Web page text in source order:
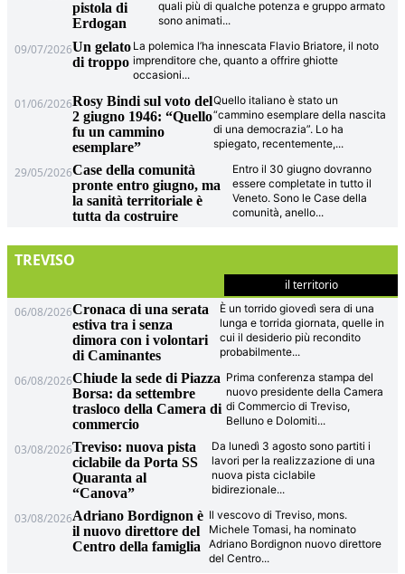
pistola di
Erdogan
quali più di qualche potenza e gruppo armato
sono animati...
09/07/2026Un gelato
di troppo
La polemica l’ha innescata Flavio Briatore, il noto
imprenditore che, quanto a offrire ghiotte
occasioni...
01/06/2026Rosy Bindi sul voto del
2 giugno 1946: “Quello
fu un cammino
esemplare”
Quello italiano è stato un
“cammino esemplare della nascita
di una democrazia”. Lo ha
spiegato, recentemente,...
29/05/2026Case della comunità
pronte entro giugno, ma
la sanità territoriale è
tutta da costruire
Entro il 30 giugno dovranno
essere completate in tutto il
Veneto. Sono le Case della
comunità, anello...
TREVISO
il territorio
06/08/2026Cronaca di una serata
estiva tra i senza
dimora con i volontari
di Caminantes
È un torrido giovedì sera di una
lunga e torrida giornata, quelle in
cui il desiderio più recondito
probabilmente...
06/08/2026Chiude la sede di Piazza
Borsa: da settembre
trasloco della Camera di
commercio
Prima conferenza stampa del
nuovo presidente della Camera
di Commercio di Treviso,
Belluno e Dolomiti...
03/08/2026Treviso: nuova pista
ciclabile da Porta SS
Quaranta al
“Canova”
Da lunedì 3 agosto sono partiti i
lavori per la realizzazione di una
nuova pista ciclabile
bidirezionale...
03/08/2026Adriano Bordignon è
il nuovo direttore del
Centro della famiglia
Il vescovo di Treviso, mons.
Michele Tomasi, ha nominato
Adriano Bordignon nuovo direttore
del Centro...